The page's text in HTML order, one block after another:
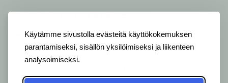
Käytämme sivustolla evästeitä käyttökokemuksen
parantamiseksi, sisällön yksilöimiseksi ja liikenteen
analysoimiseksi.
AUKIOLO JA YHTEYSTIEDOT
ALVELEMME:
Ma-Pe 9-20 I La 10-18 I Su 10-17
OTA YHTEYTTÄ:
kukkapiste: +358 44 5369 657